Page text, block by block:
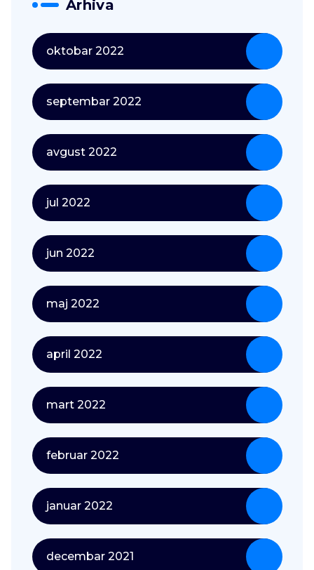
Arhiva
oktobar 2022
septembar 2022
avgust 2022
jul 2022
jun 2022
maj 2022
april 2022
mart 2022
februar 2022
januar 2022
decembar 2021